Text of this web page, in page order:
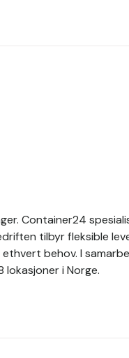
Container24
tilbyr fleksible
behov. I
i Norge.